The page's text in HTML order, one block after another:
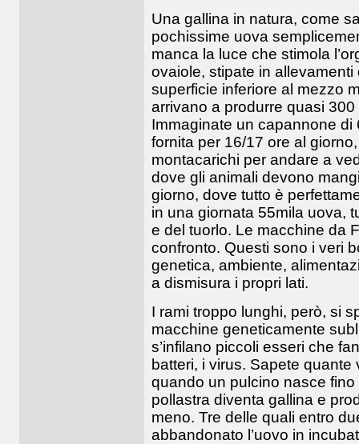
Una gallina in natura, come
pochissime uova
manca la luce che stimola
ovaiole, stipate in
superficie inferiore al mezzo
arrivano a produrre quasi
Immaginate un capannone
fornita per 16/17 ore al
montacarichi per andare a
dove gli animali devono
giorno, dove tutto è
in una giornata 55mila uova,
e del tuorlo. Le macchine da
confronto. Questi sono i veri
genetica, ambiente,
a dismisura i propri lati.
I rami troppo lunghi, però, si
macchine geneticamente
s’infilano piccoli esseri che
batteri, i virus. Sapete
quando un pulcino nasce
pollastra diventa gallina e
meno. Tre delle quali entro
abbandonato l’uovo in